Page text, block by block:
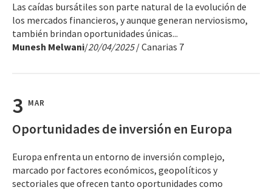
Las caídas bursátiles son parte natural de la evolución de
los mercados financieros, y aunque generan nerviosismo,
también brindan oportunidades únicas...
Munesh Melwani/20/04/2025/ Canarias 7
3 MAR
Oportunidades de inversión en Europa
Europa enfrenta un entorno de inversión complejo,
marcado por factores económicos, geopolíticos y
sectoriales que ofrecen tanto oportunidades como